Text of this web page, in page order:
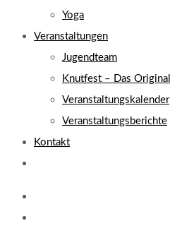
Yoga
Veranstaltungen
Jugendteam
Knutfest – Das Original
Veranstaltungskalender
Veranstaltungsberichte
Kontakt